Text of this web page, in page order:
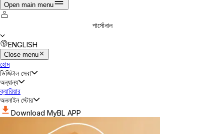
Open main menu
পার্সোনাল
ENGLISH
Close menu
হোম
ডিজিটাল সেবা
অন্যান্য
ক্যারিয়ার
অনলাইন স্টোর
Download MyBL APP